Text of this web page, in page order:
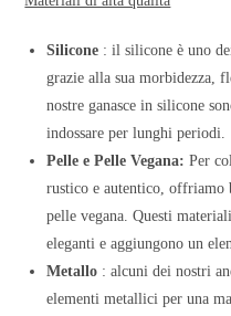
Silicone : il silicone è uno
grazie alla sua morbidezza,
nostre ganasce in silicone
indossare per lunghi periodi.
Pelle e Pelle Vegana: Per
rustico e autentico,
pelle vegana. Questi
eleganti e aggiungono un
Metallo : alcuni dei nostri
elementi metallici per una